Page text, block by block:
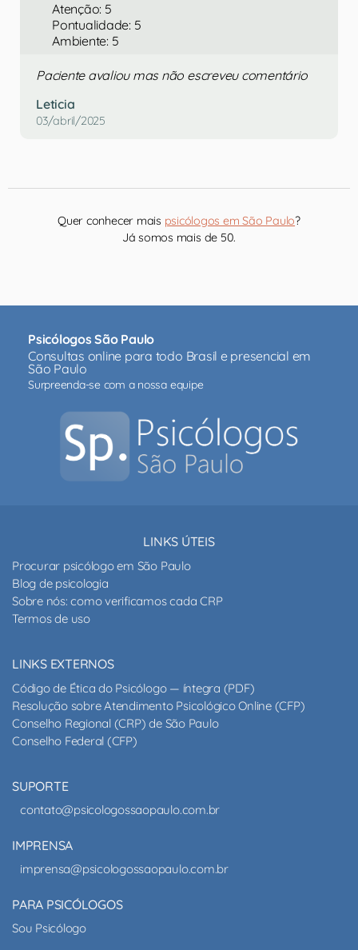
Atenção: 5
Pontualidade: 5
Ambiente: 5
Paciente avaliou mas não escreveu comentário
Leticia
03/abril/2025
Quer conhecer mais psicólogos em São Paulo?
Já somos mais de 50.
Psicólogos São Paulo
Consultas online para todo Brasil e presencial em
São Paulo
Surpreenda-se com a nossa equipe
LINKS ÚTEIS
Procurar psicólogo em São Paulo
Blog de psicologia
Sobre nós: como verificamos cada CRP
Termos de uso
LINKS EXTERNOS
Código de Ética do Psicólogo — íntegra (PDF)
Resolução sobre Atendimento Psicológico Online (CFP)
Conselho Regional (CRP) de São Paulo
Conselho Federal (CFP)
SUPORTE
contato@psicologossaopaulo.com.br
IMPRENSA
imprensa@psicologossaopaulo.com.br
PARA PSICÓLOGOS
Sou Psicólogo